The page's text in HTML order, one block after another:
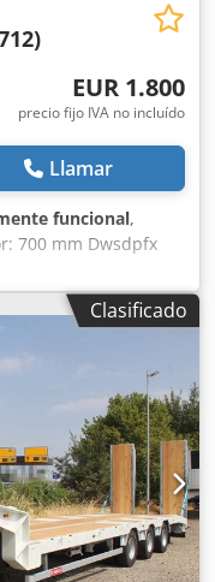
EUR 1.800
precio fijo IVA no incluído
Llamar
funcional,
700 mm Dwsdpfx
Clasificado